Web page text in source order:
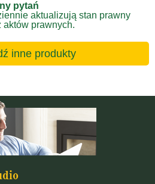
pytań
aktualizują stan prawny
aktów prawnych.
inne produkty